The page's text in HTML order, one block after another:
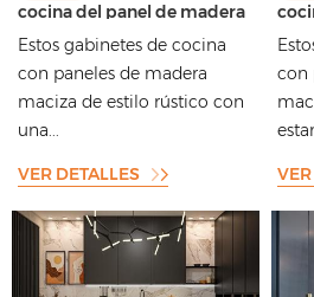
cocina del panel de madera
sólida del estilo rústico con
la decoración hermosa
Estos gabinetes de cocina
con paneles de madera
maciza de estilo rústico con
una...
VER DETALLES
con